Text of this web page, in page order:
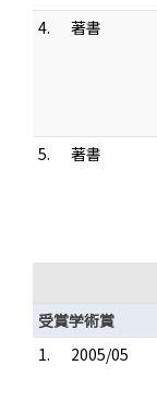
4. 著書
5.
著書
受賞学術賞
1.
2005/05